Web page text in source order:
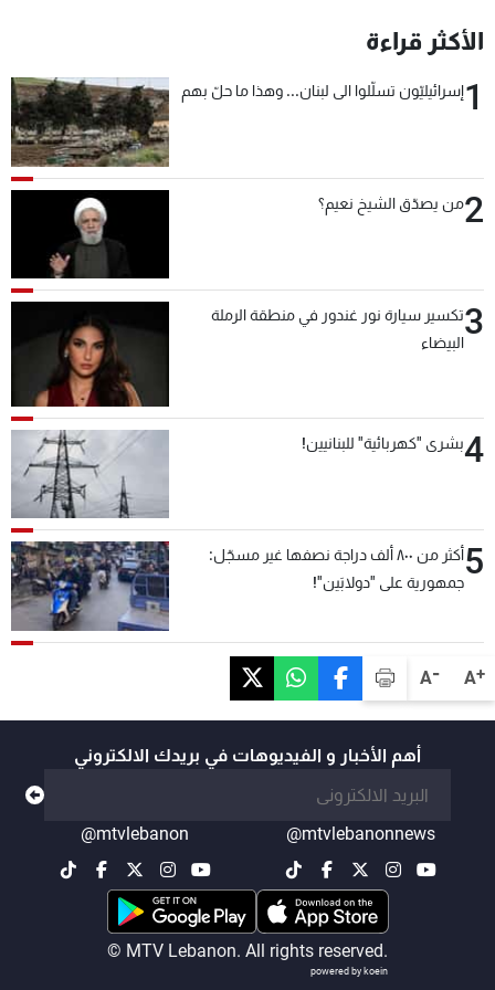
A+
A-
الأكثر قراءة
1إسرائيليّون تسلّلوا الى لبنان... وهذا ما حلّ بهم
2من يصدّق الشيخ نعيم؟
3تكسير سيارة نور غندور في منطقة الرملة
البيضاء
4بشرى "كهربائية" للبنانيين!
5
أكثر من ٨٠٠ ألف دراجة نصفها غير مسجّل:
جمهورية على "دولابَين"!
أهم الأخبار و الفيديوهات في بريدك الالكتروني
@mtvlebanonnews
@mtvlebanon
© MTV Lebanon. All rights reserved.
powered by koein
شاهد البرامج
الترددات
شروط الإسـتخدام
سياسة الخصوصية